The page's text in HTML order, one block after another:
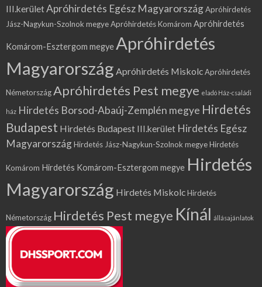
III.kerületApróhirdetés Egész MagyarországApróhirdetés
Jász-Nagykun-Szolnok megyeApróhirdetés Komárom Apróhirdetés
Komárom-Esztergom megye Apróhirdetés
Magyarország Apróhirdetés MiskolcApróhirdetés
NémetországApróhirdetés Pest megye eladó Ház-családi
ház Hirdetés Borsod-Abaúj-Zemplén megye Hirdetés
Budapest Hirdetés Budapest III.kerület Hirdetés Egész
MagyarországHirdetés Jász-Nagykun-Szolnok megyeHirdetés
Komárom Hirdetés Komárom-Esztergom megye Hirdetés
Magyarország Hirdetés MiskolcHirdetés
Németország Hirdetés Pest megye Kínál állásajánlatok